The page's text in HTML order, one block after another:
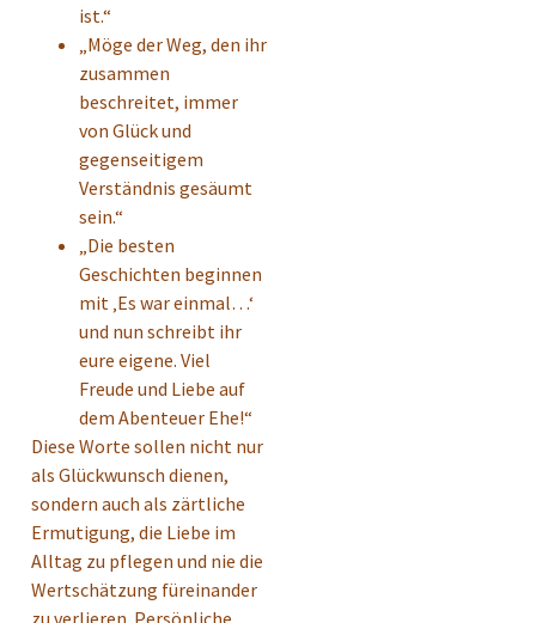
ist.“
„Möge der Weg, den ihr
zusammen
beschreitet, immer
von Glück und
gegenseitigem
Verständnis gesäumt
sein.“
„Die besten
Geschichten beginnen
mit ‚Es war einmal…‘
und nun schreibt ihr
eure eigene. Viel
Freude und Liebe auf
dem Abenteuer Ehe!“
Diese Worte sollen nicht nur
als Glückwunsch dienen,
sondern auch als zärtliche
Ermutigung, die Liebe im
Alltag zu pflegen und nie die
Wertschätzung füreinander
zu verlieren. Persönliche